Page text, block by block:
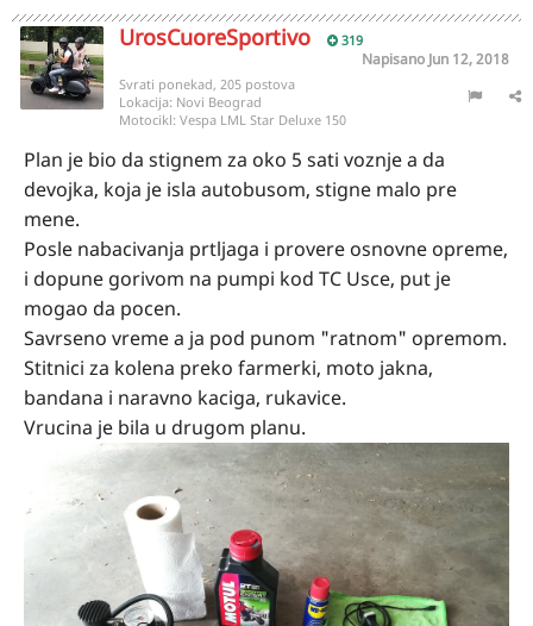
UrosCuoreSportivo 319
Napisano Jun 12, 2018
Svrati ponekad, 205 postova
Lokacija: Novi Beograd
Motocikl: Vespa LML Star Deluxe 150
Plan je bio da stignem za oko 5 sati voznje a da
devojka, koja je isla autobusom, stigne malo pre
mene.
Posle nabacivanja prtljaga i provere osnovne opreme,
i dopune gorivom na pumpi kod TC Usce, put je
mogao da pocen.
Savrseno vreme a ja pod punom "ratnom" opremom.
Stitnici za kolena preko farmerki, moto jakna,
bandana i naravno kaciga, rukavice.
Vrucina je bila u drugom planu.